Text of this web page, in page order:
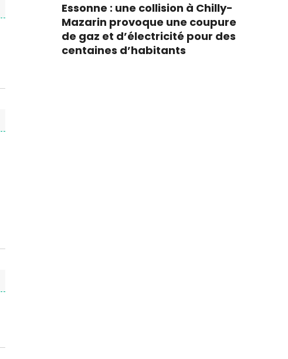
Essonne : une collision à Chilly-
Mazarin provoque une coupure
de gaz et d’électricité pour des
centaines d’habitants